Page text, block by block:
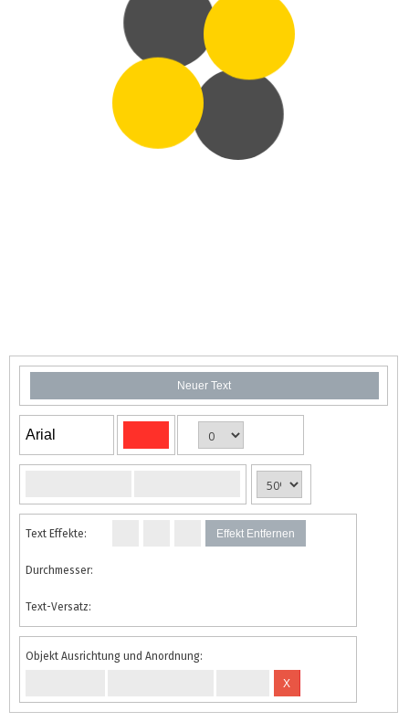
Neuer Text
Arial
Text Effekte: Effekt Entfernen
Durchmesser:
Text-Versatz:
Objekt Ausrichtung und Anordnung:
X